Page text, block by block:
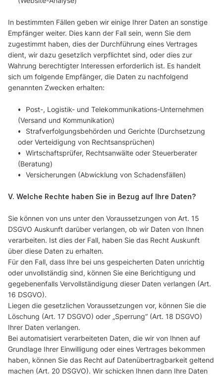
In bestimmten Fällen geben wir einige Ihrer Daten an sonstige
Empfänger weiter. Dies kann der Fall sein, wenn Sie dem
zugestimmt haben, dies der Durchführung eines Vertrages
dient, wir dazu gesetzlich verpflichtet sind, oder dies zur
Wahrung berechtigter Interessen erforderlich ist. Es handelt
sich um folgende Empfänger, die Daten zu nachfolgend
genannten Zwecken erhalten:
Post-, Logistik- und Telekommunikations-Unternehmen
(Versand und Kommunikation)
Strafverfolgungsbehörden und Gerichte (Durchsetzung
oder Verteidigung von Rechtsansprüchen)
Wirtschaftsprüfer, Rechtsanwälte oder Steuerberater
(Beratung)
Versicherungen (Abwicklung von Schadensfällen)
V. Welche Rechte haben Sie in Bezug auf Ihre Daten?
Sie können von uns unter den Voraussetzungen von Art. 15
DSGVO Auskunft darüber verlangen, ob wir Daten von Ihnen
verarbeiten. Ist dies der Fall, haben Sie das Recht Auskunft
über diese Daten zu erhalten.
Für den Fall, dass Ihre bei uns gespeicherten Daten unrichtig
oder unvollständig sind, können Sie eine Berichtigung und
gegebenenfalls Vervollständigung dieser Daten verlangen (Art.
16 DSGVO).
Liegen die gesetzlichen Voraussetzungen vor, können Sie die
Löschung (Art. 17 DSGVO) oder „Sperrung“ (Art. 18 DSGVO)
Ihrer Daten verlangen.
Bei automatisiert verarbeiteten Daten, die wir von Ihnen auf
Grundlage Ihrer Einwilligung oder eines Vertrages bekommen
haben, können Sie das Recht auf Datenübertragbarkeit geltend
machen (Art. 20 DSGVO). Wir schicken Ihnen dann Ihre Daten